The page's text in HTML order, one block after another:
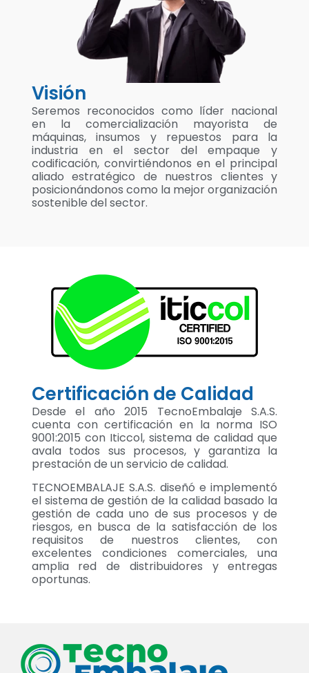
Visión
Seremos reconocidos como líder nacional
en la comercialización mayorista de
máquinas, insumos y repuestos para la
industria en el sector del empaque y
codificación, convirtiéndonos en el principal
aliado estratégico de nuestros clientes y
posicionándonos como la mejor organización
sostenible del sector.
Certificación de Calidad
Desde el año 2015 TecnoEmbalaje S.A.S.
cuenta con certificación en la norma ISO
9001:2015 con Iticcol, sistema de calidad que
avala todos sus procesos, y garantiza la
prestación de un servicio de calidad.
TECNOEMBALAJE S.A.S. diseñó e implementó
el sistema de gestión de la calidad basado la
gestión de cada uno de sus procesos y de
riesgos, en busca de la satisfacción de los
requisitos de nuestros clientes, con
excelentes condiciones comerciales, una
amplia red de distribuidores y entregas
oportunas.